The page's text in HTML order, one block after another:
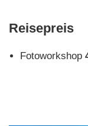
Reisepreis
Fotoworkshop